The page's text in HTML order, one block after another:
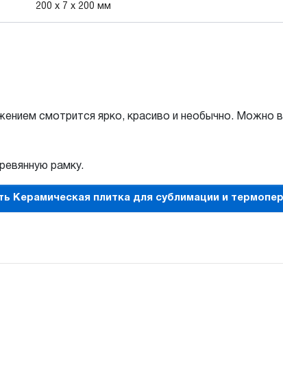
200 x 7 x 200 мм
смотрится ярко, красиво и необычно. Можно
рамку.
Керамическая плитка для сублимации и